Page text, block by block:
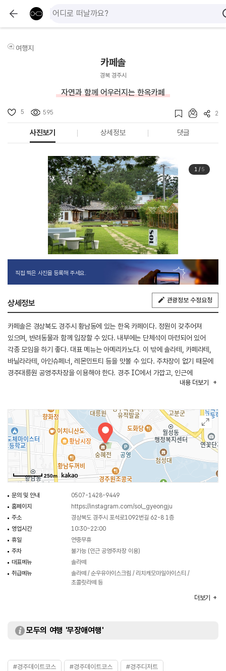
여행지
카페솔
경북 경주시
자연과 함께 어우러지는 한옥카페
5 595 2
사진보기 상세정보 댓글
1/ 5
직접 찍은 사진을 등록해 주세요.
상세정보 관광정보 수정요청
카페솔은 경상북도 경주시 황남동에 있는 한옥 카페이다. 정원이 갖추어져
있으며, 반려동물과 함께 입장할 수 있다. 내부에는 단체석이 마련되어 있어
각종 모임을 하기 좋다. 대표 메뉴는 아메리카노다. 이 밖에 솔라테, 카페라테,
바닐라라테, 아인슈페너, 레몬민트티 등을 맛볼 수 있다. 주차장이 없기 때문에
경주대릉원 공영주차장을 이용해야 한다. 경주 IC에서 가깝고, 인근에
내용 더보기
250m
문의 및 안내
0507-1428-9449
홈페이지
https://instagram.com/sol_gyeongju
주소
경상북도 경주시 포석로1092번길 62-8 1층
영업시간
10:30~22:00
휴일
연중무휴
주차
불가능 (인근 공영주차장 이용)
대표메뉴
솔라떼
취급메뉴
솔라떼 / 순우유아이스크림 / 리치캐모마일아이스티 /
초콜릿라떼 등
더보기
모두의 여행 '무장애여행'
#경주데이트코스 #경주데이트코스 #경주디저트